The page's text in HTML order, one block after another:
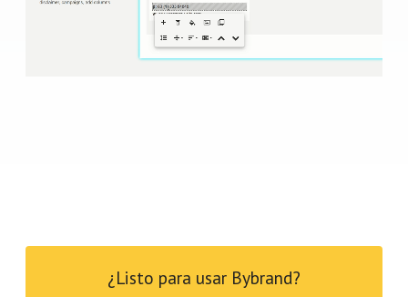
¿Listo para usar Bybrand?